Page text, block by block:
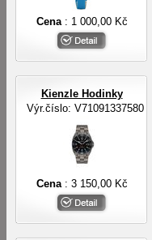
Cena : 1 000,00 Kč
Kienzle Hodinky
Výr.číslo: V71091337580
Cena : 3 150,00 Kč